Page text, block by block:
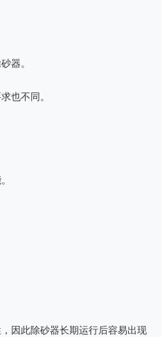
器。
也不同。
因此除砂器长期运行后容易出现